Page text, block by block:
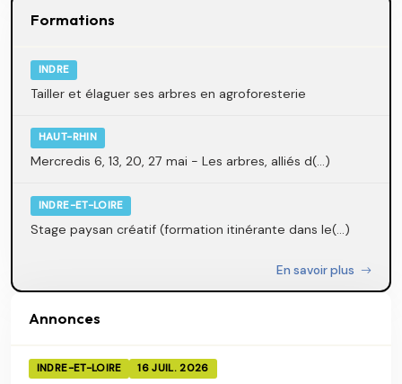
Formations
INDRE
Tailler et élaguer ses arbres en agroforesterie
HAUT-RHIN
Mercredis 6, 13, 20, 27 mai - Les arbres, alliés d(...)
INDRE-ET-LOIRE
Stage paysan créatif (formation itinérante dans le(...)
En savoir plus
Annonces
INDRE-ET-LOIRE 16 JUIL. 2026